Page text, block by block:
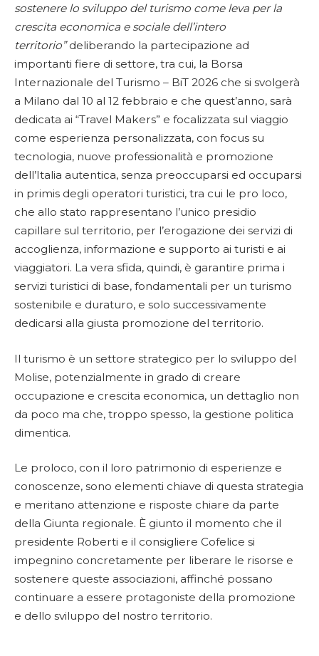
sostenere lo sviluppo del turismo come leva per la
crescita economica e sociale dell’intero
territorio”deliberando la partecipazione ad
importanti fiere di settore, tra cui, la Borsa
Internazionale del Turismo – BiT 2026 che si svolgerà
a Milano dal 10 al 12 febbraio e che quest’anno, sarà
dedicata ai “Travel Makers” e focalizzata sul viaggio
come esperienza personalizzata, con focus su
tecnologia, nuove professionalità e promozione
dell’Italia autentica, senza preoccuparsi ed occuparsi
in primis degli operatori turistici, tra cui le pro loco,
che allo stato rappresentano l’unico presidio
capillare sul territorio, per l’erogazione dei servizi di
accoglienza, informazione e supporto ai turisti e ai
viaggiatori. La vera sfida, quindi, è garantire prima i
servizi turistici di base, fondamentali per un turismo
sostenibile e duraturo, e solo successivamente
dedicarsi alla giusta promozione del territorio.
Il turismo è un settore strategico per lo sviluppo del
Molise, potenzialmente in grado di creare
occupazione e crescita economica, un dettaglio non
da poco ma che, troppo spesso, la gestione politica
dimentica.
Le proloco, con il loro patrimonio di esperienze e
conoscenze, sono elementi chiave di questa strategia
e meritano attenzione e risposte chiare da parte
della Giunta regionale. È giunto il momento che il
presidente Roberti e il consigliere Cofelice si
impegnino concretamente per liberare le risorse e
sostenere queste associazioni, affinché possano
continuare a essere protagoniste della promozione
e dello sviluppo del nostro territorio.